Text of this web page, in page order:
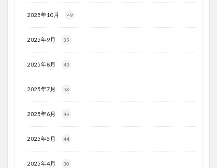
2025年10月 49
2025年9月 39
2025年8月 43
2025年7月 58
2025年6月 49
2025年5月 44
2025年4月 38